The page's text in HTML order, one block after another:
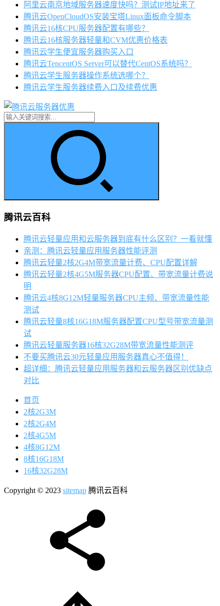
阿里云南京地域服务器速度快吗？测试IP地址来了
腾讯云OpenCloudOS安装宝塔Linux面板命令脚本
腾讯云16核CPU服务器配置有哪些？
腾讯云16核服务器轻量和CVM优惠价格表
腾讯云学生便宜服务器购买入口
腾讯云TencentOS Server可以替代CentOS系统吗？
腾讯云学生服务器操作系统选哪个？
腾讯云学生服务器续费入口及续费优惠
腾讯云百科
腾讯云轻量应用和云服务器到底有什么区别？一看就懂
亲测：腾讯云轻量应用服务器性能评测
腾讯云轻量2核2G4M带宽流量计费、CPU配置详解
腾讯云轻量2核4G5M服务器CPU配置、带宽流量计费说
明
腾讯云4核8G12M轻量服务器CPU主频、带宽流量性能
测试
腾讯云轻量8核16G18M服务器配置CPU型号带宽流量测
试
腾讯云轻量服务器16核32G28M带宽流量性能测评
不要买腾讯云30元轻量应用服务器真心不值得！
超详细：腾讯云轻量应用服务器和云服务器区别优缺点
对比
首页
2核2G3M
2核2G4M
2核4G5M
4核8G12M
8核16G18M
16核32G28M
Copyright © 2023 sitemap 腾讯云百科